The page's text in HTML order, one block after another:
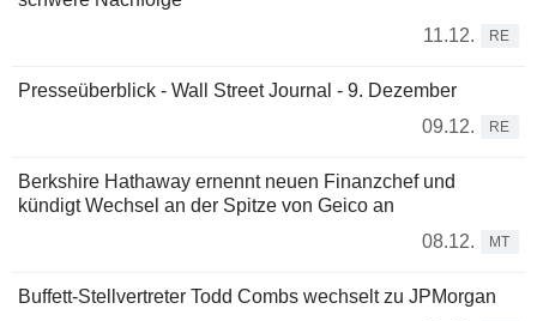
11.12.
RE
Presseüberblick - Wall Street Journal - 9. Dezember
09.12.
RE
Berkshire Hathaway ernennt neuen Finanzchef und
kündigt Wechsel an der Spitze von Geico an
08.12.
MT
Buffett-Stellvertreter Todd Combs wechselt zu JPMorgan